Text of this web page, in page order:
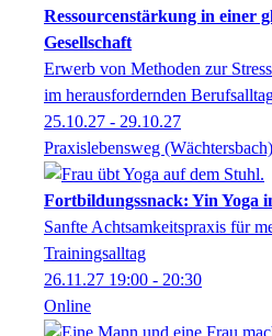
Ressourcenstärkung in einer
Gesellschaft
Erwerb von Methoden zur
im herausfordernden
25.10.27 - 29.10.27
Praxislebensweg (Wächtersbach)
Fortbildungssnack: Yin Yoga
Sanfte Achtsamkeitspraxis für
Trainingsalltag
26.11.27 19:00 - 20:30
Online